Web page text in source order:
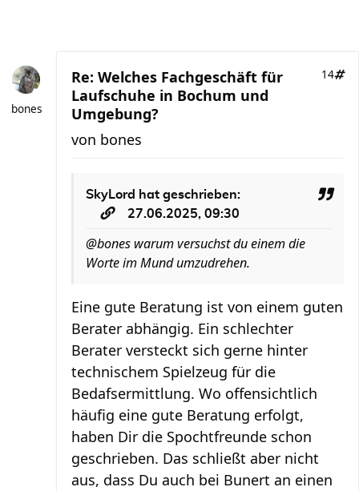
bones
Re: Welches Fachgeschäft für
Laufschuhe in Bochum und
Umgebung?
14
von bones
SkyLord
hat geschrieben:
27.06.2025, 09:30
@bones warum versuchst du einem die
Worte im Mund umzudrehen.
Eine gute Beratung ist von einem guten
Berater abhängig. Ein schlechter
Berater versteckt sich gerne hinter
technischem Spielzeug für die
Bedafsermittlung. Wo offensichtlich
häufig eine gute Beratung erfolgt,
haben Dir die Spochtfreunde schon
geschrieben. Das schließt aber nicht
aus, dass Du auch bei Bunert an einen